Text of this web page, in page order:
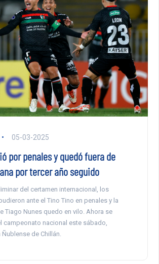
05-03-2025
por penales y quedó fuera de
por tercer año seguido
del certamen internacional, los
ante el Tino Tino en penales y la
Tiago Nunes quedo en vilo. Ahora se
campeonato nacional este sábado,
de Chillán.